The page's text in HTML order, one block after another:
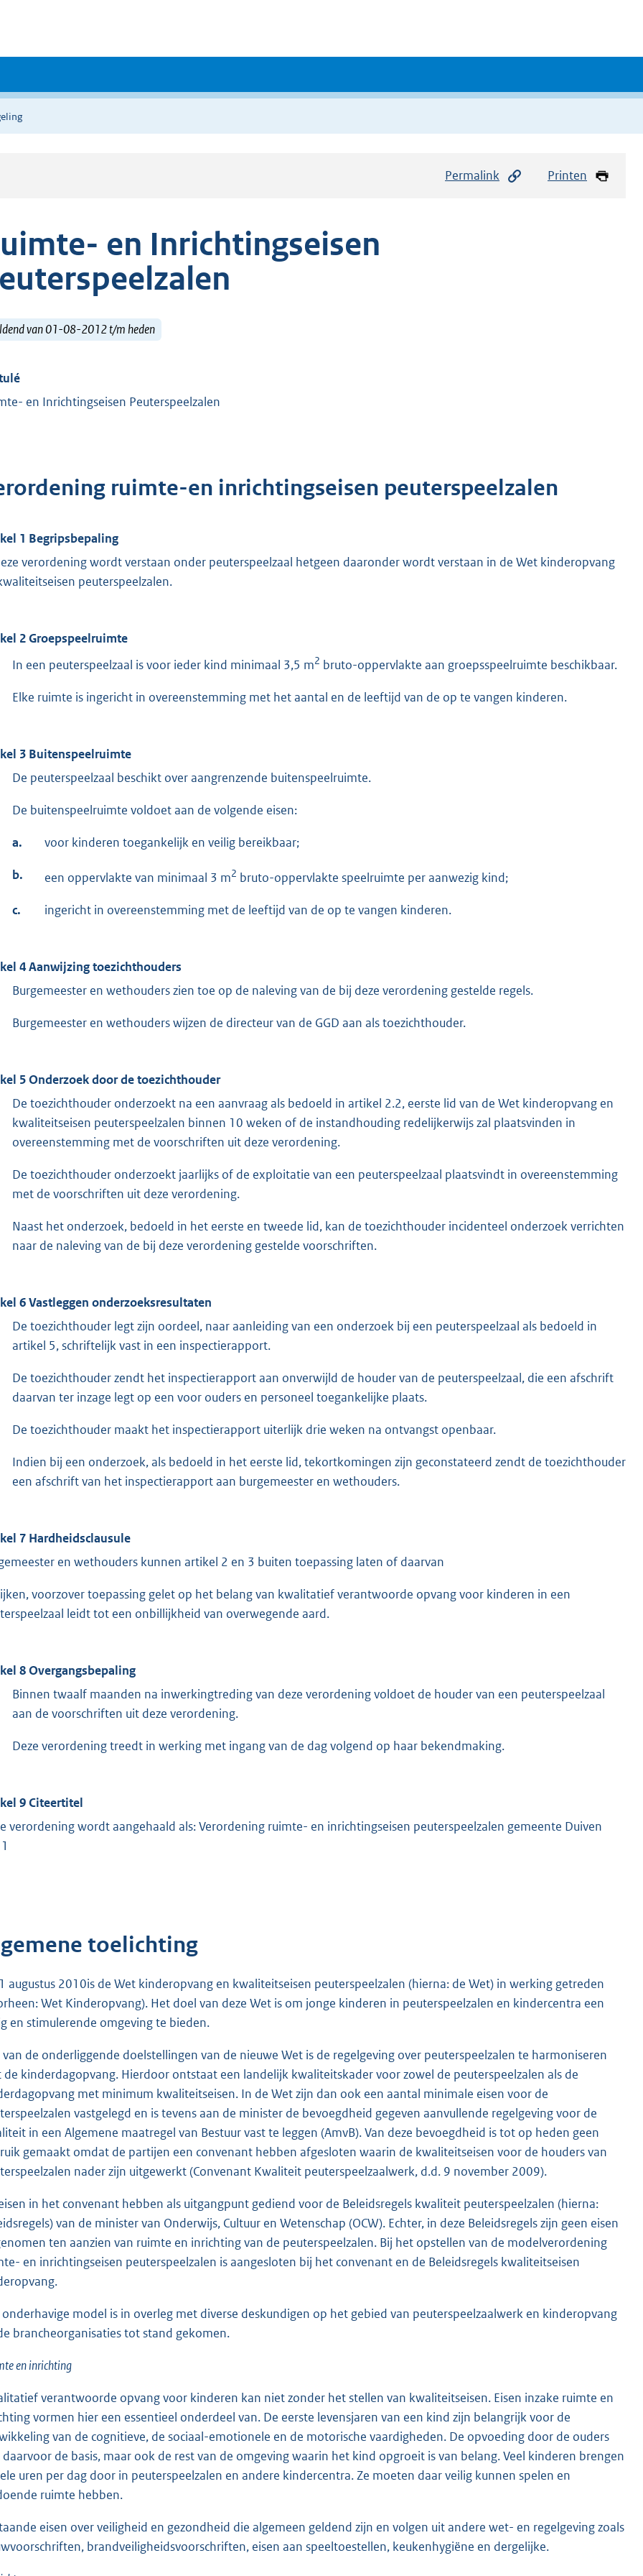
Permalink Printen
en Inrichtingseisen
van 01-08-2012 t/m heden
en Inrichtingseisen Peuterspeelzalen
ruimte-en inrichtingseisen peuterspeelzalen
1 Begripsbepaling
verordening wordt verstaan onder peuterspeelzaal hetgeen daaronder wordt verstaan in de Wet kinderopvang
peuterspeelzalen.
2 Groepspeelruimte
In een peuterspeelzaal is voor ieder kind minimaal 3,5 m2 bruto-oppervlakte aan groepsspeelruimte beschikbaar.
Elke ruimte is ingericht in overeenstemming met het aantal en de leeftijd van de op te vangen kinderen.
3 Buitenspeelruimte
De peuterspeelzaal beschikt over aangrenzende buitenspeelruimte.
De buitenspeelruimte voldoet aan de volgende eisen:
a. voor kinderen toegankelijk en veilig bereikbaar;
b. een oppervlakte van minimaal 3 m2 bruto-oppervlakte speelruimte per aanwezig kind;
c. ingericht in overeenstemming met de leeftijd van de op te vangen kinderen.
4 Aanwijzing toezichthouders
Burgemeester en wethouders zien toe op de naleving van de bij deze verordening gestelde regels.
Burgemeester en wethouders wijzen de directeur van de GGD aan als toezichthouder.
5 Onderzoek door de toezichthouder
De toezichthouder onderzoekt na een aanvraag als bedoeld in artikel 2.2, eerste lid van de Wet kinderopvang en
kwaliteitseisen peuterspeelzalen binnen 10 weken of de instandhouding redelijkerwijs zal plaatsvinden in
overeenstemming met de voorschriften uit deze verordening.
De toezichthouder onderzoekt jaarlijks of de exploitatie van een peuterspeelzaal plaatsvindt in overeenstemming
met de voorschriften uit deze verordening.
Naast het onderzoek, bedoeld in het eerste en tweede lid, kan de toezichthouder incidenteel onderzoek verrichten
naar de naleving van de bij deze verordening gestelde voorschriften.
6 Vastleggen onderzoeksresultaten
De toezichthouder legt zijn oordeel, naar aanleiding van een onderzoek bij een peuterspeelzaal als bedoeld in
artikel 5, schriftelijk vast in een inspectierapport.
De toezichthouder zendt het inspectierapport aan onverwijld de houder van de peuterspeelzaal, die een afschrift
daarvan ter inzage legt op een voor ouders en personeel toegankelijke plaats.
De toezichthouder maakt het inspectierapport uiterlijk drie weken na ontvangst openbaar.
Indien bij een onderzoek, als bedoeld in het eerste lid, tekortkomingen zijn geconstateerd zendt de toezichthouder
een afschrift van het inspectierapport aan burgemeester en wethouders.
7 Hardheidsclausule
en wethouders kunnen artikel 2 en 3 buiten toepassing laten of daarvan
voorzover toepassing gelet op het belang van kwalitatief verantwoorde opvang voor kinderen in een
leidt tot een onbillijkheid van overwegende aard.
8 Overgangsbepaling
Binnen twaalf maanden na inwerkingtreding van deze verordening voldoet de houder van een peuterspeelzaal
aan de voorschriften uit deze verordening.
Deze verordening treedt in werking met ingang van de dag volgend op haar bekendmaking.
9 Citeertitel
verordening wordt aangehaald als: Verordening ruimte- en inrichtingseisen peuterspeelzalen gemeente Duiven
toelichting
augustus 2010is de Wet kinderopvang en kwaliteitseisen peuterspeelzalen (hierna: de Wet) in werking getreden
Wet Kinderopvang). Het doel van deze Wet is om jonge kinderen in peuterspeelzalen en kindercentra een
en stimulerende omgeving te bieden.
van de onderliggende doelstellingen van de nieuwe Wet is de regelgeving over peuterspeelzalen te harmoniseren
de kinderdagopvang. Hierdoor ontstaat een landelijk kwaliteitskader voor zowel de peuterspeelzalen als de
met minimum kwaliteitseisen. In de Wet zijn dan ook een aantal minimale eisen voor de
vastgelegd en is tevens aan de minister de bevoegdheid gegeven aanvullende regelgeving voor de
in een Algemene maatregel van Bestuur vast te leggen (AmvB). Van deze bevoegdheid is tot op heden geen
gemaakt omdat de partijen een convenant hebben afgesloten waarin de kwaliteitseisen voor de houders van
nader zijn uitgewerkt (Convenant Kwaliteit peuterspeelzaalwerk, d.d. 9 november 2009).
in het convenant hebben als uitgangpunt gediend voor de Beleidsregels kwaliteit peuterspeelzalen (hierna:
van de minister van Onderwijs, Cultuur en Wetenschap (OCW). Echter, in deze Beleidsregels zijn geen eisen
ten aanzien van ruimte en inrichting van de peuterspeelzalen. Bij het opstellen van de modelverordening
en inrichtingseisen peuterspeelzalen is aangesloten bij het convenant en de Beleidsregels kwaliteitseisen
model is in overleg met diverse deskundigen op het gebied van peuterspeelzaalwerk en kinderopvang
brancheorganisaties tot stand gekomen.
en inrichting
verantwoorde opvang voor kinderen kan niet zonder het stellen van kwaliteitseisen. Eisen inzake ruimte en
vormen hier een essentieel onderdeel van. De eerste levensjaren van een kind zijn belangrijk voor de
van de cognitieve, de sociaal-emotionele en de motorische vaardigheden. De opvoeding door de ouders
daarvoor de basis, maar ook de rest van de omgeving waarin het kind opgroeit is van belang. Veel kinderen brengen
uren per dag door in peuterspeelzalen en andere kindercentra. Ze moeten daar veilig kunnen spelen en
ruimte hebben.
eisen over veiligheid en gezondheid die algemeen geldend zijn en volgen uit andere wet- en regelgeving zoals
brandveiligheidsvoorschriften, eisen aan speeltoestellen, keukenhygiëne en dergelijke.